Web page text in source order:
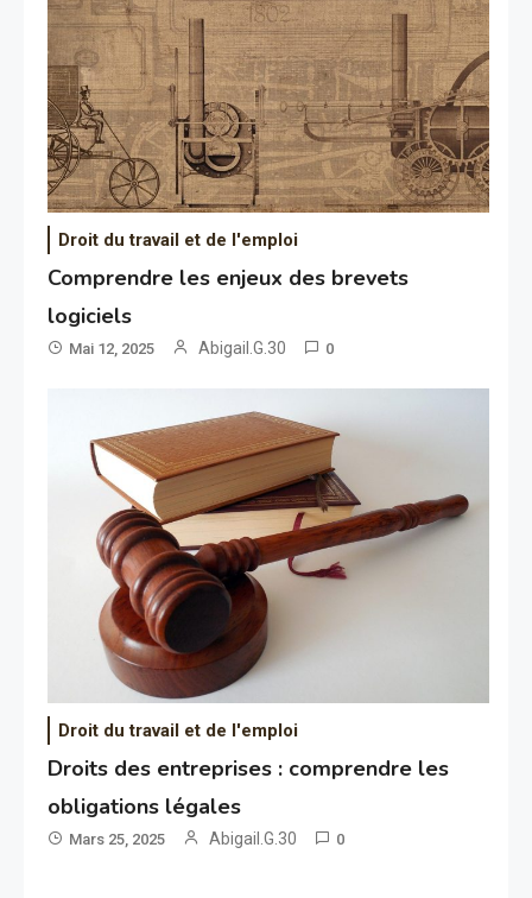
Droit du travail et de l'emploi
Comprendre les enjeux des brevets
logiciels
Mai 12, 2025 Abigail.G.30 0
Droit du travail et de l'emploi
Droits des entreprises : comprendre les
obligations légales
Mars 25, 2025 Abigail.G.30 0